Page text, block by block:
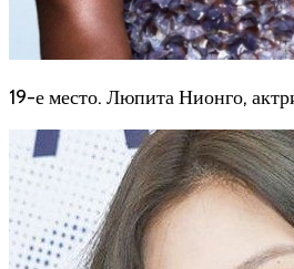
19-е место. Люпита Нионго,